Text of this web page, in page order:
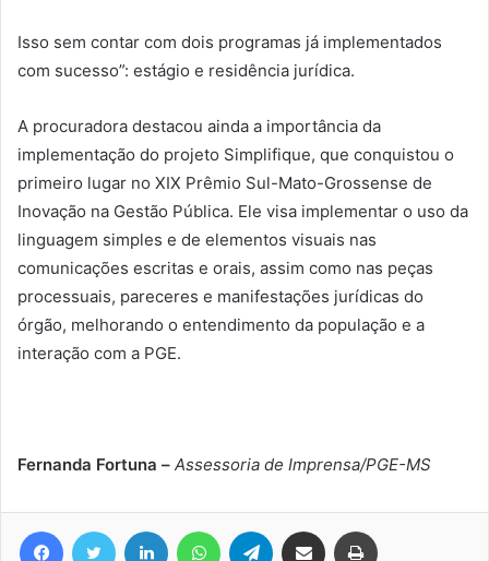
Isso sem contar com dois programas já implementados
com sucesso”: estágio e residência jurídica.
A procuradora destacou ainda a importância da
implementação do projeto Simplifique, que conquistou o
primeiro lugar no XIX Prêmio Sul-Mato-Grossense de
Inovação na Gestão Pública. Ele visa implementar o uso da
linguagem simples e de elementos visuais nas
comunicações escritas e orais, assim como nas peças
processuais, pareceres e manifestações jurídicas do
órgão, melhorando o entendimento da população e a
interação com a PGE.
Fernanda Fortuna – Assessoria de Imprensa/PGE-MS
FacebookTwitter Linkedin WhatsAppTelegram Compartilhar via e-mail